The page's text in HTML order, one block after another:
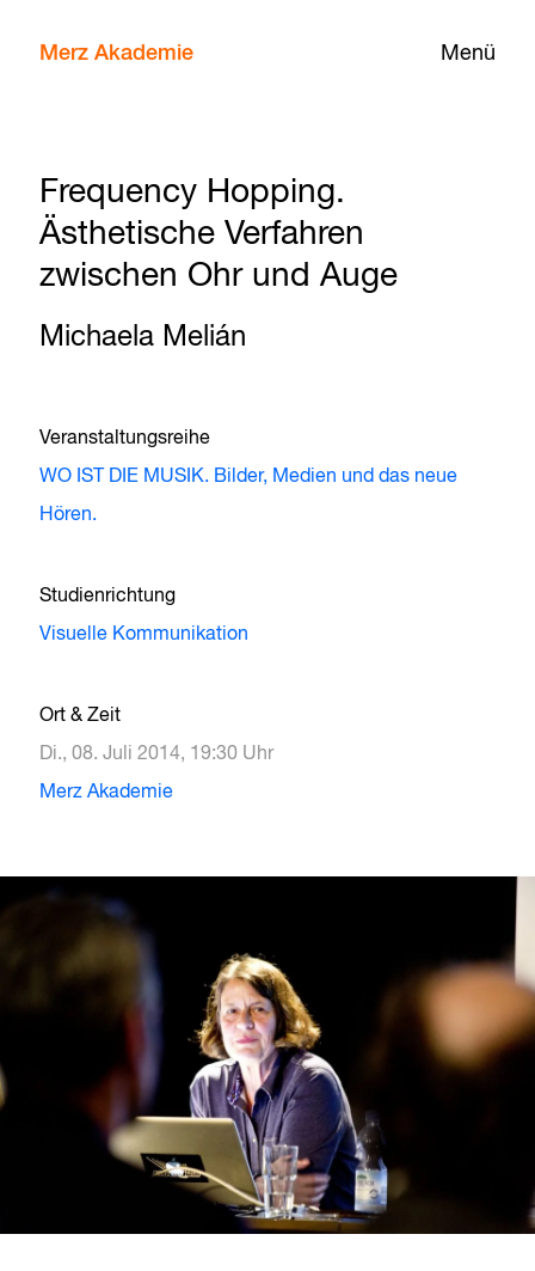
Menü
Merz Akademie
Frequency Hopping.
Ästhetische Verfahren
zwischen Ohr und Auge
Michaela Melián
Veranstaltungsreihe
WO IST DIE MUSIK. Bilder, Medien und das neue
Hören.
Studienrichtung
Visuelle Kommunikation
Ort & Zeit
Di., 08. Juli 2014, 19:30 Uhr
Merz Akademie